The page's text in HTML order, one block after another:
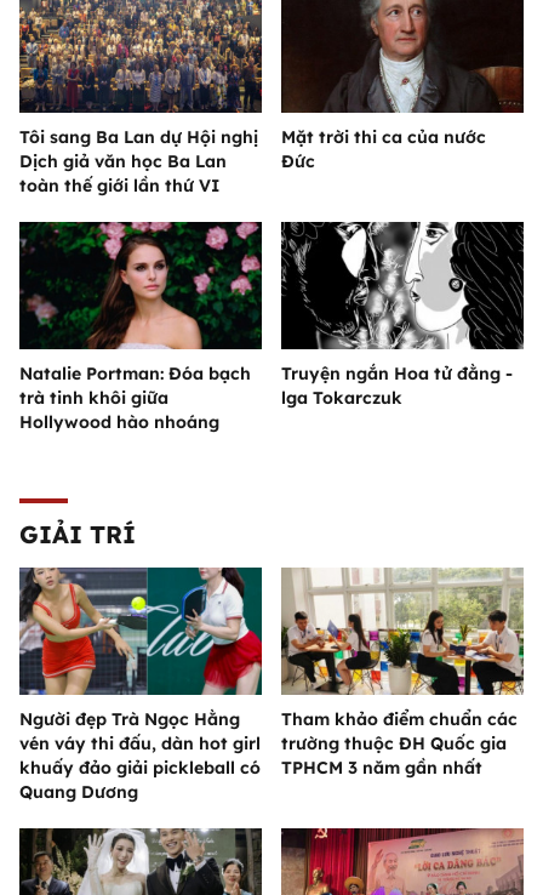
Tôi sang Ba Lan dự Hội nghị
Dịch giả văn học Ba Lan
toàn thế giới lần thứ VI
Mặt trời thi ca của nước
Đức
Natalie Portman: Đóa bạch
trà tinh khôi giữa
Hollywood hào nhoáng
Truyện ngắn Hoa tử đằng -
lga Tokarczuk
GIẢI TRÍ
Người đẹp Trà Ngọc Hằng
vén váy thi đấu, dàn hot girl
khuấy đảo giải pickleball có
Quang Dương
Tham khảo điểm chuẩn các
trường thuộc ĐH Quốc gia
TPHCM 3 năm gần nhất